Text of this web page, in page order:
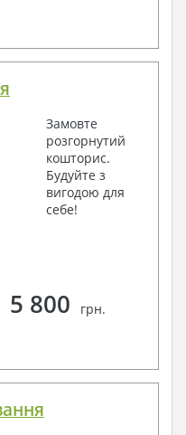
Замовте
розгорнутий
кошторис.
Будуйте з
вигодою для
себе!
5 800 грн.